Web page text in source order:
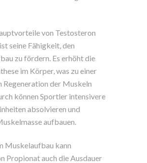
von Testosteron
seine Fähigkeit, den
zu fördern. Es erhöht die
im Körper, was zu einer
Regeneration der Muskeln
können Sportler intensivere
absolvieren und
aufbauen.
Muskelaufbau kann
Propionat auch die Ausdauer